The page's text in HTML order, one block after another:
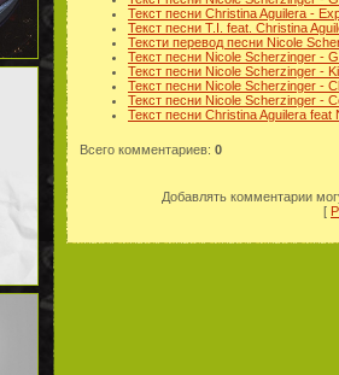
Текст песни Christina Aguilera -
Текст песни T.I. feat. Christina
Тексти перевод песни Nicole
Текст песни Nicole Scherzinger -
Текст песни Nicole Scherzinger -
Текст песни Nicole Scherzinger -
Текст песни Nicole Scherzinger -
Текст песни Christina Aguilera feat
Всего комментариев: 0
Добавлять комментарии
[